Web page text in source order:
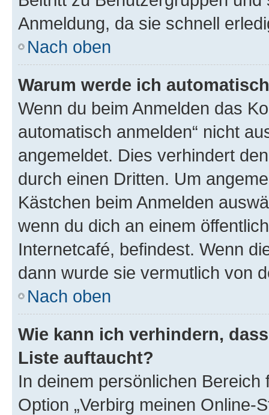
Anmeldung, da sie schnell
Nach oben
Warum werde ich
Wenn du beim Anmelden das
automatisch anmelden“ nicht
angemeldet. Dies verhindert
durch einen Dritten. Um
Kästchen beim Anmelden
wenn du dich an einem
Internetcafé, befindest. Wenn
dann wurde sie vermutlich von
Nach oben
Wie kann ich verhindern,
Liste auftaucht?
In deinem persönlichen
Option „Verbirg meinen Online-